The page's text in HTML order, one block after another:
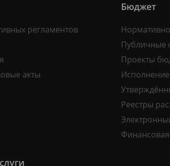
регламентов
акты
Бюджет
Публичные
Проекты
Реестры